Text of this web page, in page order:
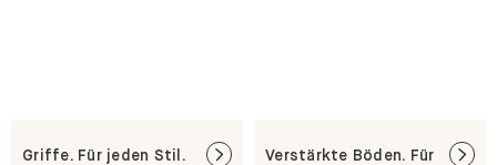
Griffe. Für jeden Stil.
Verstärkte Böden. Für